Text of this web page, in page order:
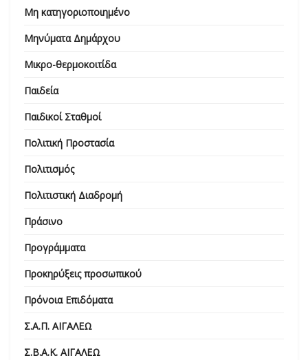
Μη κατηγοριοποιημένο
Μηνύματα Δημάρχου
Μικρο-θερμοκοιτίδα
Παιδεία
Παιδικοί Σταθμοί
Πολιτική Προστασία
Πολιτισμός
Πολιτιστική Διαδρομή
Πράσινο
Προγράμματα
Προκηρύξεις προσωπικού
Πρόνοια Επιδόματα
Σ.Α.Π. ΑΙΓΑΛΕΩ
Σ.Β.Α.Κ. ΑΙΓΑΛΕΩ